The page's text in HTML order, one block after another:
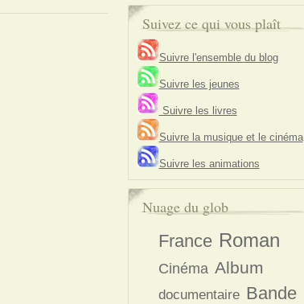
Suivez ce qui vous plaît
Suivre l'ensemble du blog
Suivre les jeunes
Suivre les livres
Suivre la musique et le cinéma
Suivre les animations
Nuage du glob
France Roman
Cinéma Album
documentaire Bande